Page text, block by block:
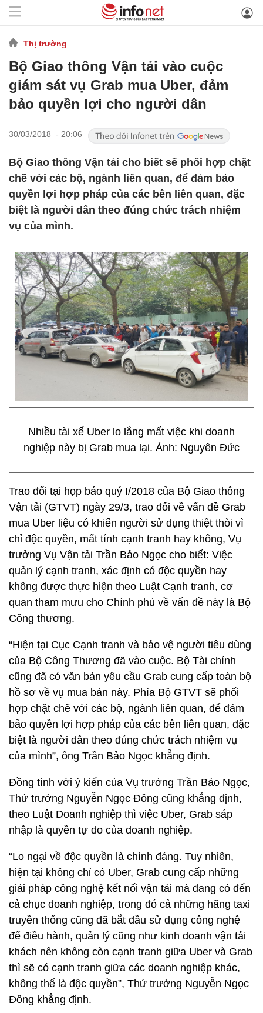
Thị trường
Bộ Giao thông Vận tải vào cuộc
giám sát vụ Grab mua Uber, đảm
bảo quyền lợi cho người dân
30/03/2018 - 20:06
Bộ Giao thông Vận tải cho biết sẽ phối hợp chặt
chẽ với các bộ, ngành liên quan, để đảm bảo
quyền lợi hợp pháp của các bên liên quan, đặc
biệt là người dân theo đúng chức trách nhiệm
vụ của mình.
Nhiều tài xế Uber lo lắng mất việc khi doanh
nghiệp này bị Grab mua lại. Ảnh: Nguyên Đức
Trao đổi tại họp báo quý I/2018 của Bộ Giao thông
Vận tải (GTVT) ngày 29/3, trao đổi về vấn đề Grab
mua Uber liệu có khiến người sử dụng thiệt thòi vì
chỉ độc quyền, mất tính cạnh tranh hay không, Vụ
trưởng Vụ Vận tải Trần Bảo Ngọc cho biết: Việc
quản lý cạnh tranh, xác định có độc quyền hay
không được thực hiện theo Luật Cạnh tranh, cơ
quan tham mưu cho Chính phủ về vấn đề này là Bộ
Công thương.
“Hiện tại Cục Cạnh tranh và bảo vệ người tiêu dùng
của Bộ Công Thương đã vào cuộc. Bộ Tài chính
cũng đã có văn bản yêu cầu Grab cung cấp toàn bộ
hồ sơ về vụ mua bán này. Phía Bộ GTVT sẽ phối
hợp chặt chẽ với các bộ, ngành liên quan, để đảm
bảo quyền lợi hợp pháp của các bên liên quan, đặc
biệt là người dân theo đúng chức trách nhiệm vụ
của mình”, ông Trần Bảo Ngọc khẳng định.
Đồng tình với ý kiến của Vụ trưởng Trần Bảo Ngọc,
Thứ trưởng Nguyễn Ngọc Đông cũng khẳng định,
theo Luật Doanh nghiệp thì việc Uber, Grab sáp
nhập là quyền tự do của doanh nghiệp.
“Lo ngại về độc quyền là chính đáng. Tuy nhiên,
hiện tại không chỉ có Uber, Grab cung cấp những
giải pháp công nghệ kết nối vận tải mà đang có đến
cả chục doanh nghiệp, trong đó cả những hãng taxi
truyền thống cũng đã bắt đầu sử dụng công nghệ
để điều hành, quản lý cũng như kinh doanh vận tải
khách nên không còn cạnh tranh giữa Uber và Grab
thì sẽ có cạnh tranh giữa các doanh nghiệp khác,
không thể là độc quyền”, Thứ trưởng Nguyễn Ngọc
Đông khẳng định.